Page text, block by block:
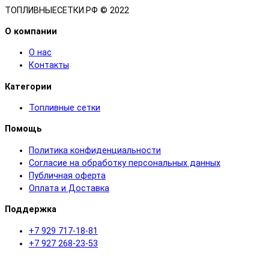
ТОПЛИВНЫЕСЕТКИ.РФ © 2022
О компании
О нас
Контакты
Категории
Топливные сетки
Помощь
Политика конфиденциальности
Согласие на обработку персональных данных
Публичная оферта
Оплата и Доставка
Поддержка
+7 929 717-18-81
+7 927 268-23-53